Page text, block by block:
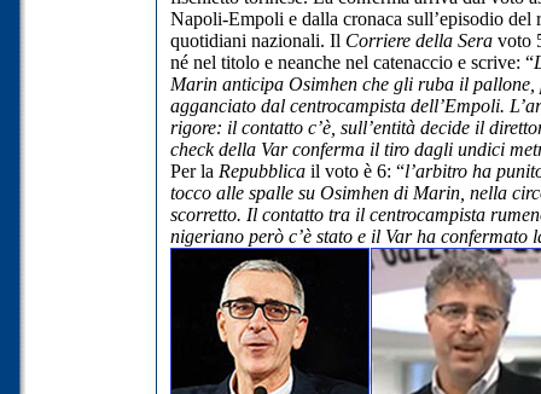
Napoli-Empoli e dalla cronaca sull’episodio del
quotidiani nazionali. Il Corriere della Sera voto
né nel titolo e neanche nel catenaccio e scrive: “
Marin anticipa Osimhen che gli ruba il pallone,
agganciato dal centrocampista dell’Empoli.
rigore: il contatto c’è, sull’entità decide il
check della Var conferma il tiro dagli undici
Per la Repubblica il voto è 6: “l’arbitro ha
tocco alle spalle su Osimhen di Marin, nella
scorretto. Il contatto tra il centrocampista
nigeriano però c’è stato e il Var ha confermato